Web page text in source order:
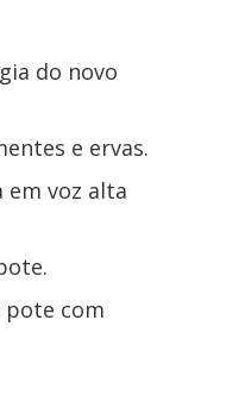
do novo
e ervas.
em voz alta
pote com